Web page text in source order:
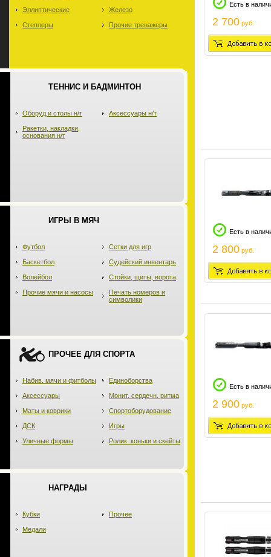
Эллиптические
Степперы
Железо
Прочие тренажеры
ТЕННИС И БАДМИНТОН
Оборуд.и столы н/т
Ракетки, накладки,
основания н/т
Аксессуары н/т
ИГРЫ В МЯЧ
Футбол
Баскетбол
Волейбол
Прочие мячи и насосы
Сетки для игр
Судейский инвентарь
Стойки, щиты, ворота
Печать номеров и
символики
ПРОЧЕЕ ДЛЯ СПОРТА
Набив. мячи и фитболы
Аксессуары
Маты и коврики
ДСК
Уличные формы
Единоборства
Монит. сердечн. ритма
Спортоборудование
Игры
Ролик. коньки и скейты
НАГРАДЫ
Кубки
Медали
Прочее
Есть в
2 700 руб.
Есть в
2 800 руб.
Есть в
2 900 руб.